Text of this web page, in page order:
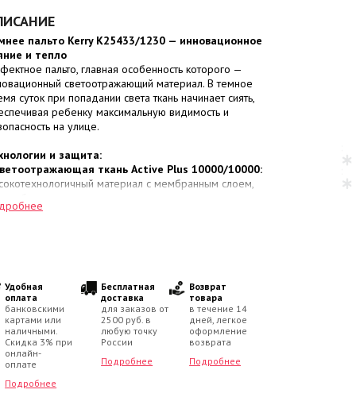
пальто Kerry K25433/1230 — инновационное
и тепло
пальто, главная особенность которого —
светоотражающий материал. В темное
суток при попадании света ткань начинает сиять,
ребенку максимальную видимость и
на улице.
и защита:
ткань Active Plus 10000/10000:
материал с мембранным слоем,
вентиляцию и отталкивает грязь.
минимальном весе изделия.
диапазон:Максимальная защита в
от 0 до -30 °C
.
кроя и комфорт:
капюшонотстегивается
, опушка из
меха также при необходимости
Удобная
оплата
банковскими
картами или
наличными.
Скидка 3% при
онлайн-
оплате
Подробнее
Бесплатная
доставка
для заказов от
2500 руб. в
любую точку
России
Подробнее
Возврат
товара
в течение 14
дней, легкое
оформление
возврата
Подробнее